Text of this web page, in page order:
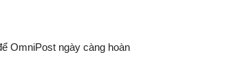
OmniPost ngày càng hoàn